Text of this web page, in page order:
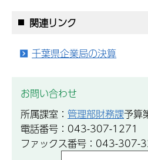
関連リンク
千葉県企業局の決算
お問い合わせ
所属課室： 管理部財務課予算
電話番号：043-307-1271
ファックス番号：043-307-